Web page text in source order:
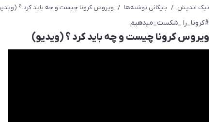
نیک اندیش / بایگانی نوشته‌ها / ویروس کرونا چیست و چه باید کرد ؟
#کرونا_را _شکست_میدهیم
ویروس کرونا چیست و چه باید کرد ؟ (ویدیو)